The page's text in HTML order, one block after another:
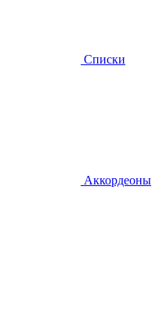
Списки
Аккордеоны